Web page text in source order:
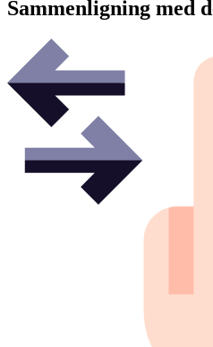
Sammenligning med